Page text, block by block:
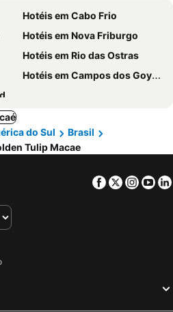
Hotéis em Cabo Frio
Hotéis em Nova Friburgo
Hotéis em Rio das Ostras
Hotéis em Campos dos Goytacazes
do Sul
Brasil
Tulip Macae
Facebook
Twitter